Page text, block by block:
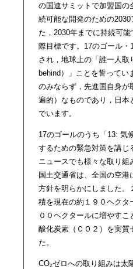
の国連サミットで加盟国の
続可能な開発のための
た，2030年までに持続可
際目標です。17のゴール
され，地球上の「誰一人
behind）」ことを誓ってい
のみならず，先進国自身が
遍的）なものであり，日本
でいます。
17のゴールのうち「13: 気
するための緊急対策を講じ
ニュースでも様々な取り組
国土交通省は、全国の空港
方針を明らかにしました。
積を現在の約１９０ヘクタ
００ヘクタールに増やす
酸化炭素（ＣＯ２）を実質
た。
CO₂ゼロへの取り組みは太